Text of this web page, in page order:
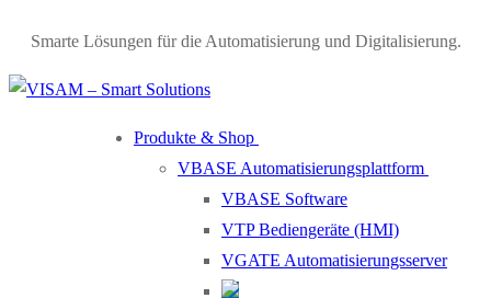
Smarte Lösungen für die Automatisierung und Digitalisierung.
Produkte & Shop
VBASE Automatisierungsplattform
VBASE Software
VTP Bediengeräte (HMI)
VGATE Automatisierungsserver